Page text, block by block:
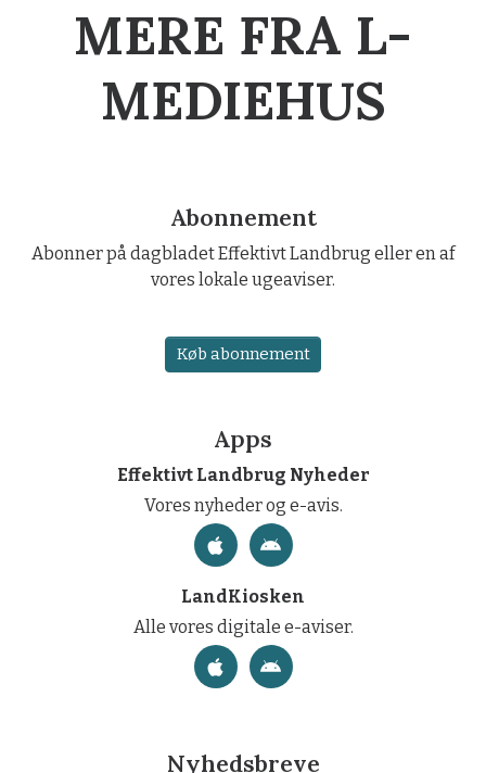
MERE FRA L-
MEDIEHUS
Abonnement
Abonner på dagbladet Effektivt Landbrug eller en af
vores lokale ugeaviser.
Køb abonnement
Apps
Effektivt Landbrug Nyheder
Vores nyheder og e-avis.
LandKiosken
Alle vores digitale e-aviser.
Nyhedsbreve